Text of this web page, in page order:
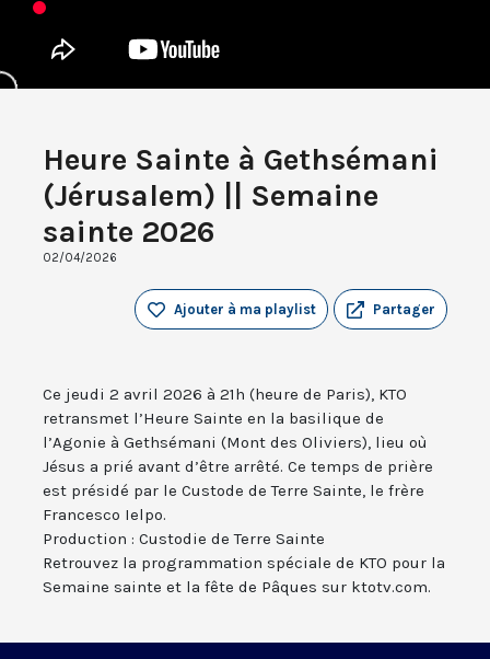
Heure Sainte à Gethsémani
(Jérusalem) || Semaine
sainte 2026
02/04/2026
Partager
Ajouter à ma playlist
Ce jeudi 2 avril 2026 à 21h (heure de Paris), KTO
retransmet l’Heure Sainte en la basilique de
l’Agonie à Gethsémani (Mont des Oliviers), lieu où
Jésus a prié avant d’être arrêté. Ce temps de prière
est présidé par le Custode de Terre Sainte, le frère
Francesco Ielpo.
Production : Custodie de Terre Sainte
Retrouvez la programmation spéciale de KTO pour la
Semaine sainte et la fête de Pâques sur ktotv.com.